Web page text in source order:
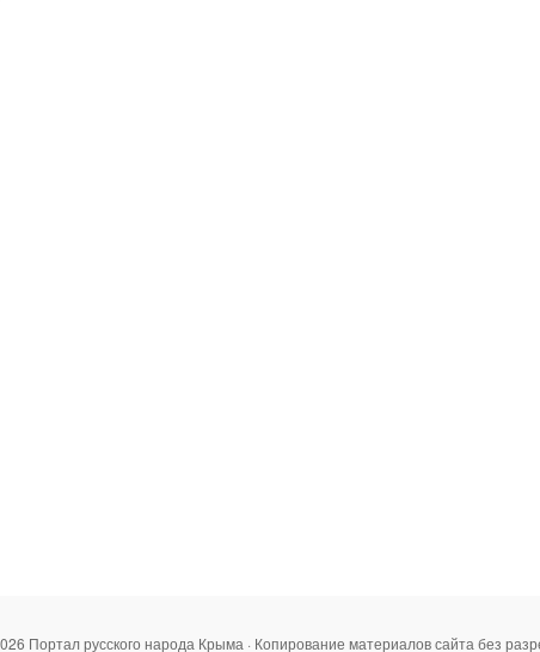
Портал русского народа Крыма · Копирование материалов сайта без